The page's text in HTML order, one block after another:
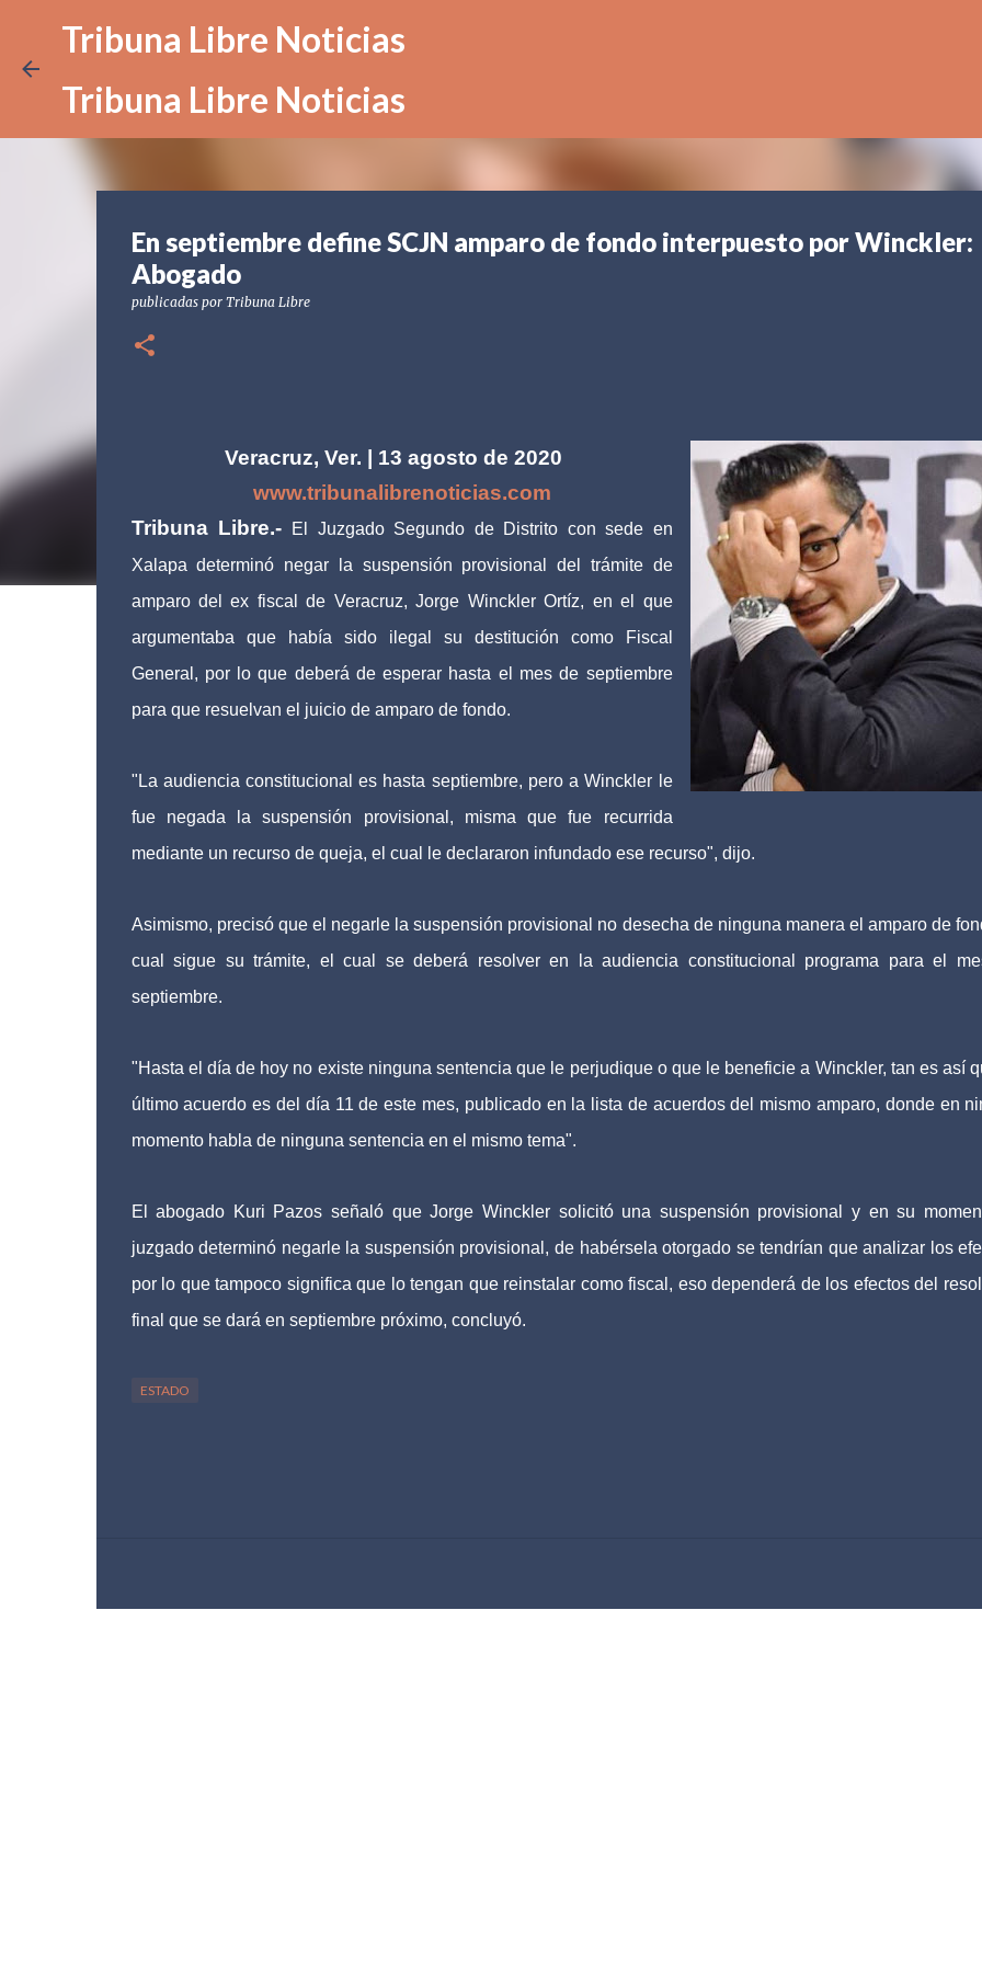
Tribuna Libre Noticias
Tribuna Libre Noticias
En septiembre define SCJN amparo de fondo interpuesto por Winckler:
Abogado
publicadas por Tribuna Libre
Veracruz, Ver. | 13 agosto de 2020
www.tribunalibrenoticias.com
Tribuna Libre.-
El Juzgado Segundo de Distrito con sede en
Xalapa determinó negar la suspensión provisional del trámite de
amparo del ex fiscal de Veracruz, Jorge Winckler Ortíz, en el que
argumentaba que había sido ilegal su destitución como Fiscal
General, por lo que deberá de esperar hasta el mes de septiembre
para que resuelvan el juicio de amparo de fondo.
"La audiencia constitucional es hasta septiembre, pero a Winckler le
fue negada la suspensión provisional, misma que fue recurrida
mediante un recurso de queja, el cual le declararon infundado ese recurso", dijo.
Asimismo, precisó que el negarle la suspensión provisional no desecha de ninguna manera el amparo de
cual sigue su trámite, el cual se deberá resolver en la audiencia constitucional programa para el
septiembre.
"Hasta el día de hoy no existe ninguna sentencia que le perjudique o que le beneficie a Winckler, tan es así
último acuerdo es del día 11 de este mes, publicado en la lista de acuerdos del mismo amparo, donde en
momento habla de ninguna sentencia en el mismo tema".
El abogado Kuri Pazos señaló que Jorge Winckler solicitó una suspensión provisional y en su
juzgado determinó negarle la suspensión provisional, de habérsela otorgado se tendrían que analizar los
por lo que tampoco significa que lo tengan que reinstalar como fiscal, eso dependerá de los efectos del
final que se dará en septiembre próximo, concluyó.
ESTADO